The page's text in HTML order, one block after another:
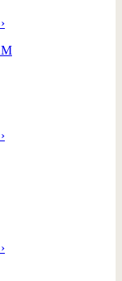
›
›
›